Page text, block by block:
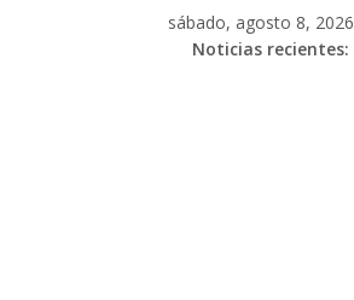
sábado, agosto 8, 2026
Noticias recientes: